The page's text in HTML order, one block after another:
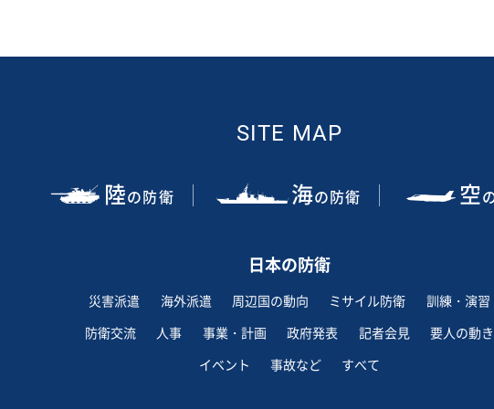
SITE MAP
陸の防衛 海の防衛 空
日本の防衛
災害派遣 海外派遣 周辺国の動向 ミサイル防衛
訓練・演習
防衛交流
人事 事業・計画 政府発表 記者会見
要人の動き
イベント
事故など すべて